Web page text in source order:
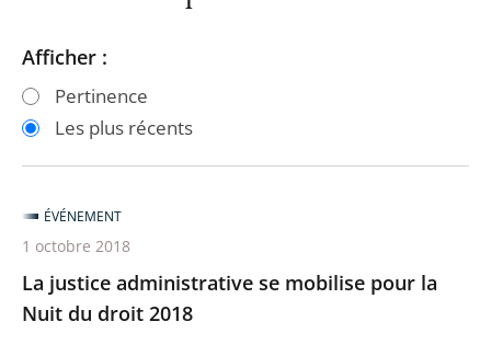
Passer
les
filtres
après
Passer
les
filtres
avant
Afficher :
Pertinence
Les plus récents
La justice administrative se mobilise pour la
Nuit du droit 2018
ÉVÉNEMENT
1 octobre 2018